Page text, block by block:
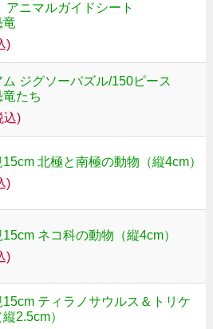
アニマルガイドシート
竜
)
ム ジグソーパズル/150ピース
たち
込)
北極と南極の動物（縦4cm）
)
ネコ科の動物（縦4cm）
)
15cm ティラノサウルス＆トリケ
2.5cm）